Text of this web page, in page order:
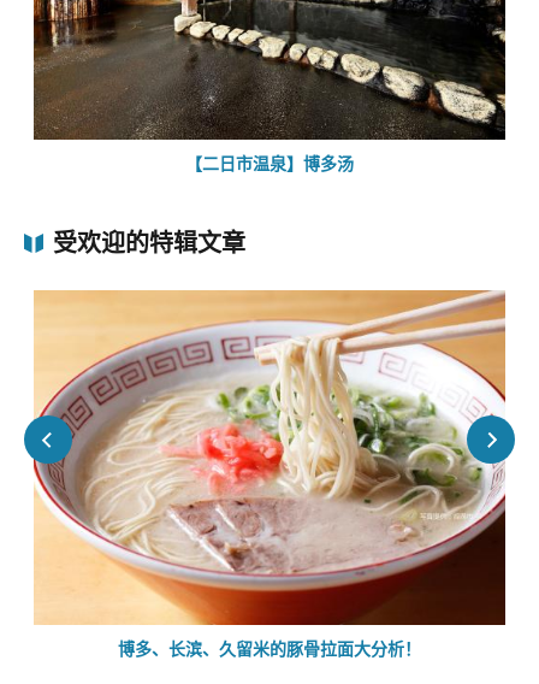
【二日市温泉】博多汤
受欢迎的特辑文章
博多、长滨、久留米的豚骨拉面大分析！